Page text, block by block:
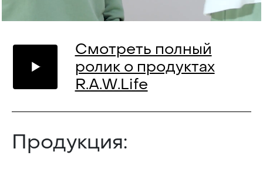
Смотреть полный
ролик о продуктах
R.A.W.Life
Продукция: